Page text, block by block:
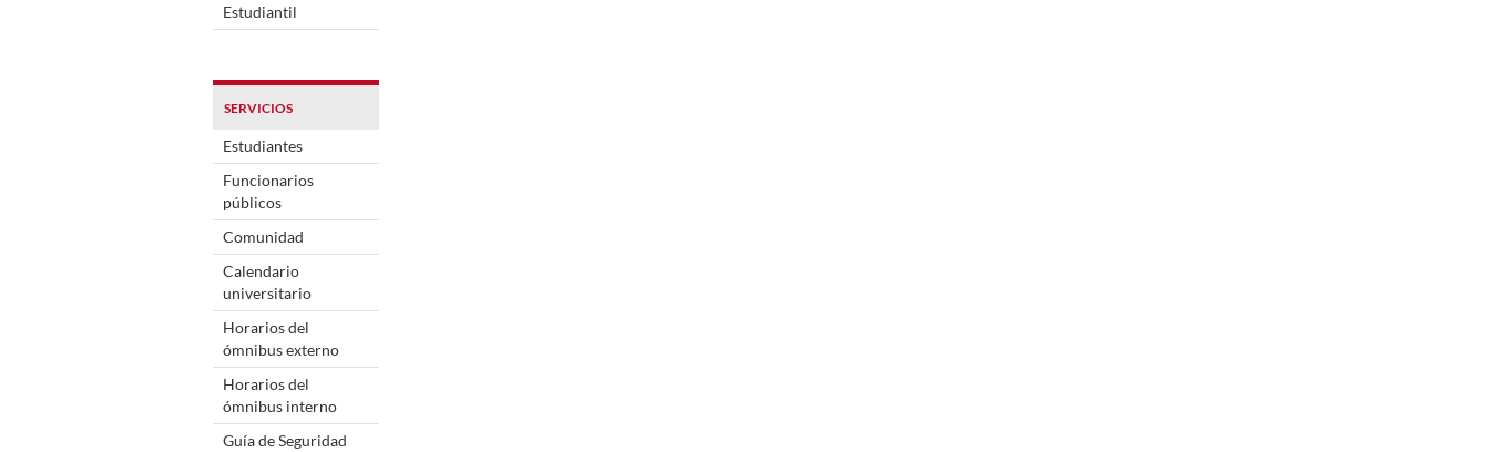
Estudiantil
SERVICIOS
Estudiantes
Funcionarios
públicos
Comunidad
Calendario
universitario
Horarios del
ómnibus externo
Horarios del
ómnibus interno
Guía de Seguridad